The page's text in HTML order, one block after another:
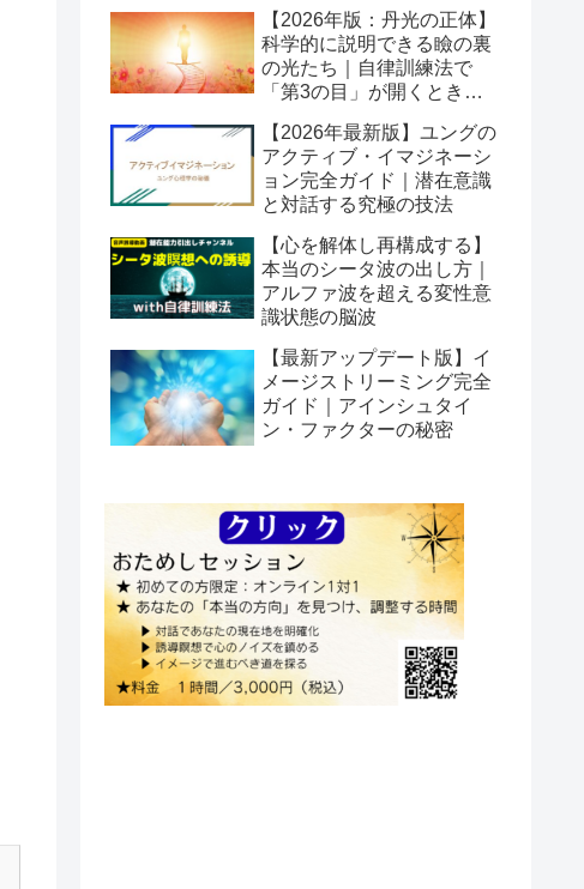
【2026年版：丹光の正体】
科学的に説明できる瞼の裏
の光たち｜自律訓練法で
「第3の目」が開くとき潜
【2026年最新版】ユングの
アクティブ・イマジネーシ
ョン完全ガイド｜潜在意識
と対話する究極の技法
【心を解体し再構成する】
本当のシータ波の出し方｜
アルファ波を超える変性意
識状態の脳波
【最新アップデート版】イ
メージストリーミング完全
ガイド｜アインシュタイ
ン・ファクターの秘密